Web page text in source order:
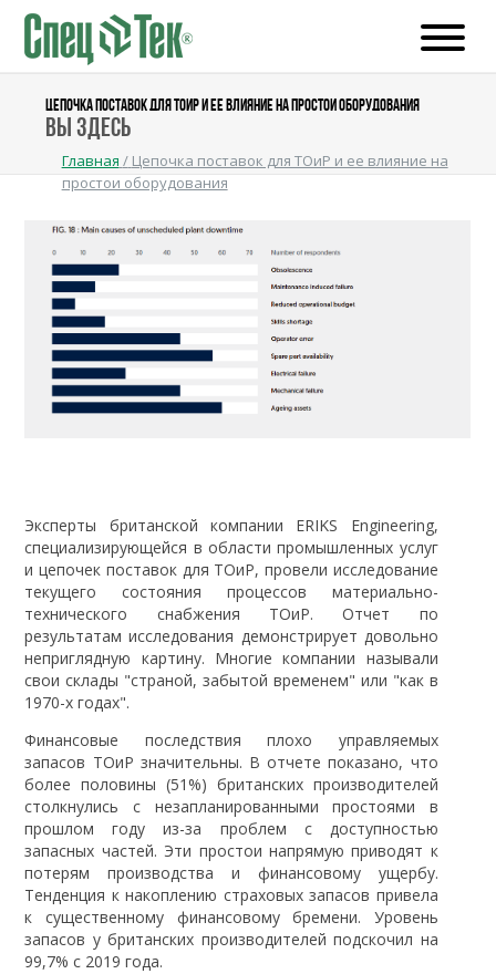
ЦЕПОЧКА ПОСТАВОК ДЛЯ ТОИР И ЕЕ ВЛИЯНИЕ НА ПРОСТОИ ОБОРУДОВАНИЯ
Вы здесь
Главная / Цепочка поставок для ТОиР и ее влияние на
простои оборудования
Эксперты британской компании ERIKS Engineering,
специализирующейся в области промышленных услуг
и цепочек поставок для ТОиР, провели исследование
текущего состояния процессов материально-
технического снабжения ТОиР. Отчет по
результатам исследования демонстрирует довольно
неприглядную картину. Многие компании называли
свои склады "страной, забытой временем" или "как в
1970-х годах".
Финансовые последствия плохо управляемых
запасов ТОиР значительны. В отчете показано, что
более половины (51%) британских производителей
столкнулись с незапланированными простоями в
прошлом году из-за проблем с доступностью
запасных частей. Эти простои напрямую приводят к
потерям производства и финансовому ущербу.
Тенденция к накоплению страховых запасов привела
к существенному финансовому бремени. Уровень
запасов у британских производителей подскочил на
99,7% с 2019 года.